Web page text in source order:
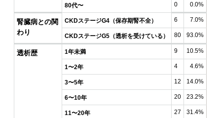
80代〜 0 0.0%
腎臓病との関
わり
CKDステージG4（保存期腎不全） 6 7.0%
CKDステージG5（透析を受けている） 80 93.0%
透析歴 1年未満 9 10.5%
1〜2年 4 4.6%
3〜5年 12 14.0%
6〜10年 20 23.2%
11〜20年 27 31.4%